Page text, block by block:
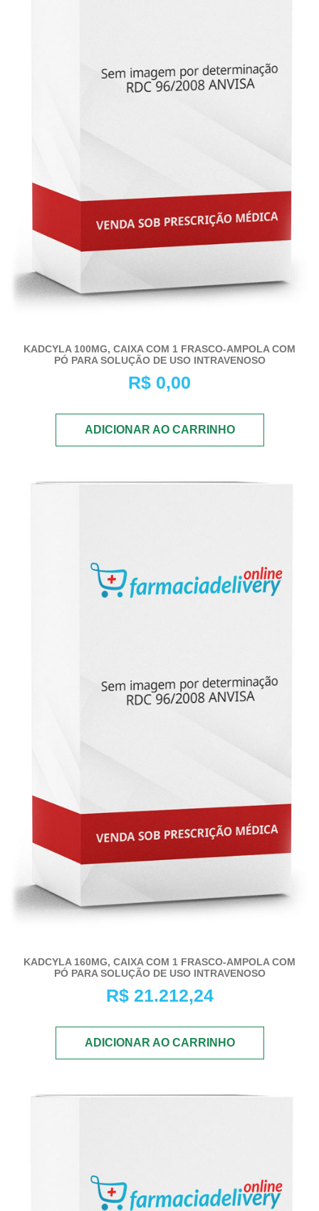
KADCYLA 100MG, CAIXA COM 1 FRASCO-AMPOLA COM
PÓ PARA SOLUÇÃO DE USO INTRAVENOSO
R$ 0,00
ADICIONAR AO CARRINHO
KADCYLA 160MG, CAIXA COM 1 FRASCO-AMPOLA COM
PÓ PARA SOLUÇÃO DE USO INTRAVENOSO
R$21.212,24
ADICIONAR AO CARRINHO